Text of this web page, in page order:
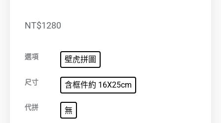
NT$1280
選項 壁虎拼圖
尺寸 含框件約 16X25cm
代拼 無
冬
獻
數